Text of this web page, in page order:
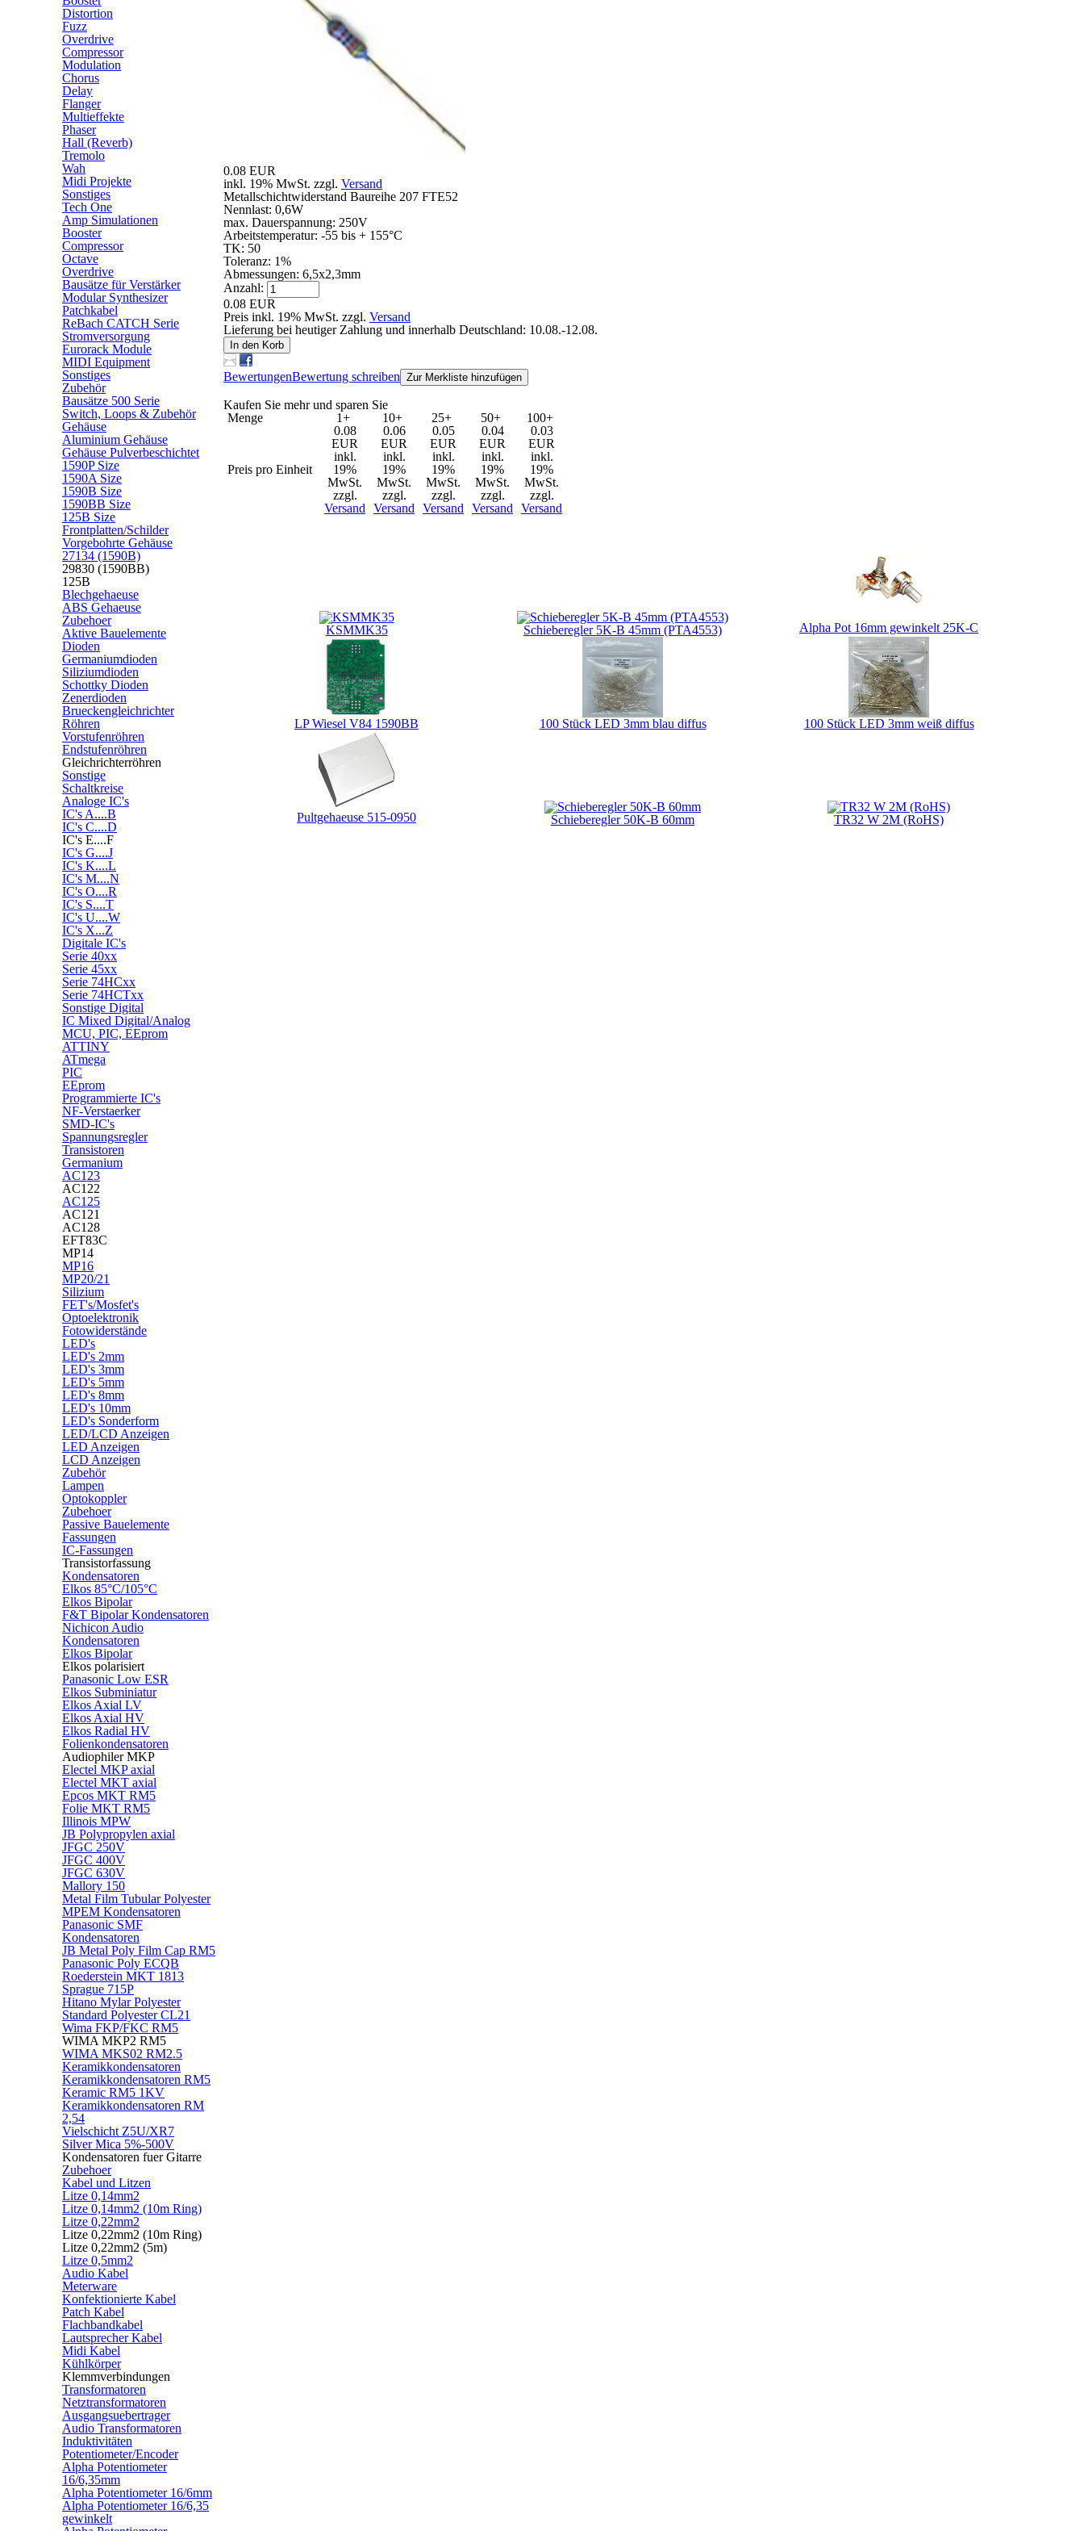
0.08 EUR
inkl. 19% MwSt. zzgl. Versand
Metallschichtwiderstand Baureihe 207 FTE52
Nennlast: 0,6W
max. Dauerspannung: 250V
Arbeitstemperatur: -55 bis + 155°C
TK: 50
Toleranz: 1%
Abmessungen: 6,5x2,3mm
Anzahl:
0.08 EUR
Preis inkl. 19% MwSt. zzgl. Versand
Lieferung bei heutiger Zahlung und innerhalb Deutschland: 10.08.-12.08.
In den Korb
BewertungenBewertung schreiben Zur Merkliste hinzufügen
Kaufen Sie mehr und sparen Sie
Menge
1+ 10+ 25+ 50+ 100+
Preis pro Einheit
0.08
EUR
inkl.
19%
MwSt.
zzgl.
Versand
0.06
EUR
inkl.
19%
MwSt.
zzgl.
Versand
0.05
EUR
inkl.
19%
MwSt.
zzgl.
Versand
0.04
EUR
inkl.
19%
MwSt.
zzgl.
Versand
0.03
EUR
inkl.
19%
MwSt.
zzgl.
Versand
KSMMK35 Schieberegler 5K-B 45mm (PTA4553) Alpha Pot 16mm gewinkelt 25K-C
LP Wiesel V84 1590BB 100 Stück LED 3mm blau diffus 100 Stück LED 3mm weiß diffus
Pultgehaeuse 515-0950 Schieberegler 50K-B 60mm TR32 W 2M (RoHS)
Distortion
Fuzz
Overdrive
Compressor
Modulation
Chorus
Delay
Flanger
Multieffekte
Phaser
Hall (Reverb)
Tremolo
Wah
Midi Projekte
Sonstiges
Tech One
Amp Simulationen
Booster
Compressor
Octave
Overdrive
Bausätze für Verstärker
Modular Synthesizer
Patchkabel
ReBach CATCH Serie
Stromversorgung
Eurorack Module
MIDI Equipment
Sonstiges
Zubehör
Bausätze 500 Serie
Switch, Loops & Zubehör
Gehäuse
Aluminium Gehäuse
Gehäuse Pulverbeschichtet
1590P Size
1590A Size
1590B Size
1590BB Size
125B Size
Frontplatten/Schilder
Vorgebohrte Gehäuse
27134 (1590B)
29830 (1590BB)
125B
Blechgehaeuse
ABS Gehaeuse
Zubehoer
Aktive Bauelemente
Dioden
Germaniumdioden
Siliziumdioden
Schottky Dioden
Zenerdioden
Brueckengleichrichter
Röhren
Vorstufenröhren
Endstufenröhren
Gleichrichterröhren
Sonstige
Schaltkreise
Analoge IC's
IC's A....B
IC's C....D
IC's E....F
IC's G....J
IC's K....L
IC's M....N
IC's O....R
IC's S....T
IC's U....W
IC's X...Z
Digitale IC's
Serie 40xx
Serie 45xx
Serie 74HCxx
Serie 74HCTxx
Sonstige Digital
IC Mixed Digital/Analog
MCU, PIC, EEprom
ATTINY
ATmega
PIC
EEprom
Programmierte IC's
NF-Verstaerker
SMD-IC's
Spannungsregler
Transistoren
Germanium
AC123
AC122
AC125
AC121
AC128
EFT83C
MP14
MP16
MP20/21
Silizium
FET's/Mosfet's
Optoelektronik
Fotowiderstände
LED's
LED's 2mm
LED's 3mm
LED's 5mm
LED's 8mm
LED's 10mm
LED's Sonderform
LED/LCD Anzeigen
LED Anzeigen
LCD Anzeigen
Zubehör
Lampen
Optokoppler
Zubehoer
Passive Bauelemente
Fassungen
IC-Fassungen
Transistorfassung
Kondensatoren
Elkos 85°C/105°C
Elkos Bipolar
F&T Bipolar Kondensatoren
Nichicon Audio
Kondensatoren
Elkos Bipolar
Elkos polarisiert
Panasonic Low ESR
Elkos Subminiatur
Elkos Axial LV
Elkos Axial HV
Elkos Radial HV
Folienkondensatoren
Audiophiler MKP
Electel MKP axial
Electel MKT axial
Epcos MKT RM5
Folie MKT RM5
Illinois MPW
JB Polypropylen axial
JFGC 250V
JFGC 400V
JFGC 630V
Mallory 150
Metal Film Tubular Polyester
MPEM Kondensatoren
Panasonic SMF
Kondensatoren
JB Metal Poly Film Cap RM5
Panasonic Poly ECQB
Roederstein MKT 1813
Sprague 715P
Hitano Mylar Polyester
Standard Polyester CL21
Wima FKP/FKC RM5
WIMA MKP2 RM5
WIMA MKS02 RM2.5
Keramikkondensatoren
Keramikkondensatoren RM5
Keramic RM5 1KV
Keramikkondensatoren RM
2,54
Vielschicht Z5U/XR7
Silver Mica 5%-500V
Kondensatoren fuer Gitarre
Zubehoer
Kabel und Litzen
Litze 0,14mm2
Litze 0,14mm2 (10m Ring)
Litze 0,22mm2
Litze 0,22mm2 (10m Ring)
Litze 0,22mm2 (5m)
Litze 0,5mm2
Audio Kabel
Meterware
Konfektionierte Kabel
Patch Kabel
Flachbandkabel
Lautsprecher Kabel
Midi Kabel
Kühlkörper
Klemmverbindungen
Transformatoren
Netztransformatoren
Ausgangsuebertrager
Audio Transformatoren
Induktivitäten
Potentiometer/Encoder
Alpha Potentiometer
16/6,35mm
Alpha Potentiometer 16/6mm
Alpha Potentiometer 16/6,35
gewinkelt